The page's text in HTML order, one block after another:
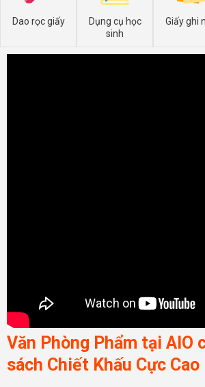
Dao rọc giấy
Dụng cụ học
sinh
Giấy ghi
Văn Phòng Phẩm tại AIO
sách Chiết Khấu Cực Cao